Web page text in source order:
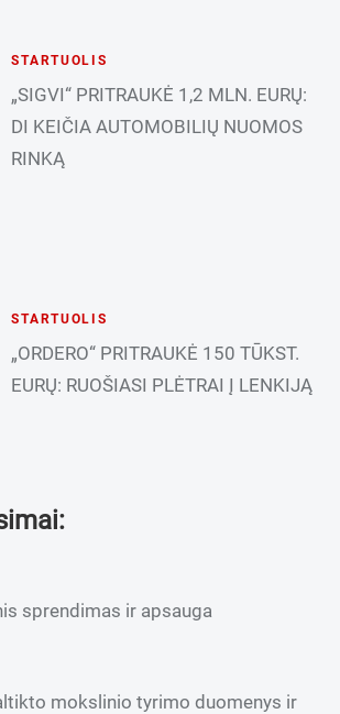
STARTUOLIS
„SIGVI“ PRITRAUKĖ 1,2 MLN. EURŲ:
DI KEIČIA AUTOMOBILIŲ NUOMOS
RINKĄ
STARTUOLIS
„ORDERO“ PRITRAUKĖ 150 TŪKST.
EURŲ: RUOŠIASI PLĖTRAI Į LENKIJĄ
sprendimas ir apsauga
mokslinio tyrimo duomenys ir